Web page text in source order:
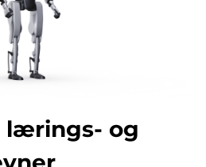
lærings- og